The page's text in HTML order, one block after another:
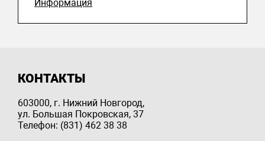
Информация
КОНТАКТЫ
603000, г. Нижний Новгород,
ул. Большая Покровская, 37
Телефон: (831) 462 38 38